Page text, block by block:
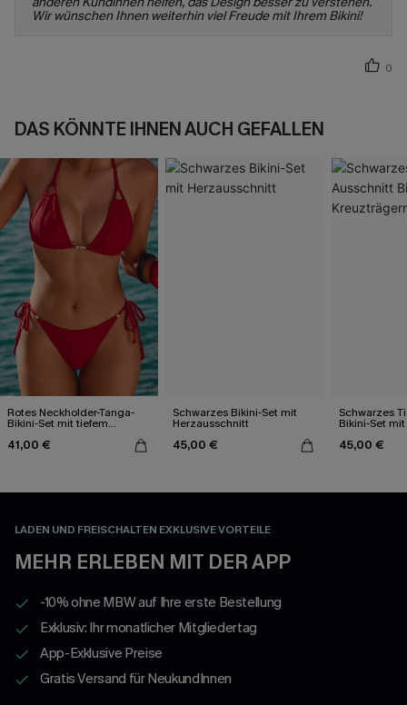
Wir wünschen Ihnen weiterhin viel Freude mit Ihrem Bikini!
0
DAS KÖNNTE IHNEN AUCH GEFALLEN
Rotes Neckholder-Tanga-
Bikini-Set mit tiefem
41,00 €
Schwarzes Bikini-Set mit
Herzausschnitt
45,00 €
Schwarzes
Bikini-Set
45,00 €
LADEN UND FREISCHALTEN EXKLUSIVE VORTEILE
MEHR ERLEBEN MIT DER APP
-10% ohne MBW auf Ihre erste Bestellung
Exklusiv: Ihr monatlicher Mitgliedertag
App-Exklusive Preise
Gratis Versand für NeukundInnen